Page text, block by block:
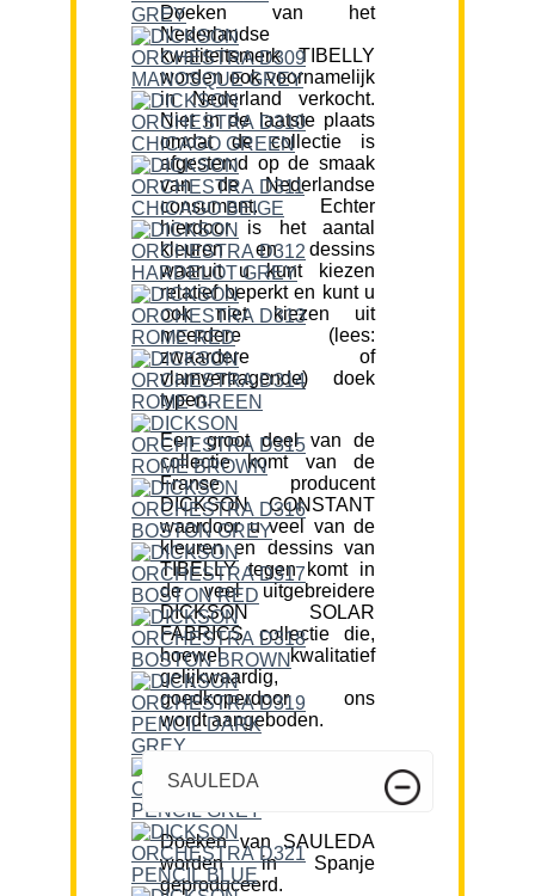
Doeken van het
Nederlandse
kwaliteitsmerk TIBELLY
worden ook voornamelijk
in Nederland verkocht.
Niet in de laatste plaats
omdat de collectie is
afgestemd op de smaak
van de Nederlandse
consument. Echter
hierdoor is het aantal
kleuren en dessins
waaruit u kunt kiezen
relatief beperkt en kunt u
ook niet kiezen uit
meerdere (lees:
zwaardere of
vlamvertragende) doek
typen.
Een groot deel van de
collectie komt van de
Franse producent
DICKSON CONSTANT
waardoor u veel van de
kleuren en dessins van
TIBELLY tegen komt in
de veel uitgebreidere
DICKSON SOLAR
FABRICS collectie die,
hoewel kwalitatief
gelijkwaardig,
goedkoperdoor ons
wordt aangeboden.
SAULEDA
Doeken van SAULEDA
worden in Spanje
geproduceerd.